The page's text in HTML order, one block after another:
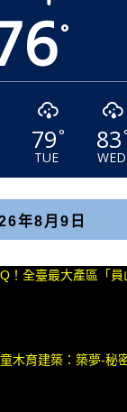
°
79°
TUE
83
WED
年8月9日
！全臺最大產區「
木育建築：築夢-秘